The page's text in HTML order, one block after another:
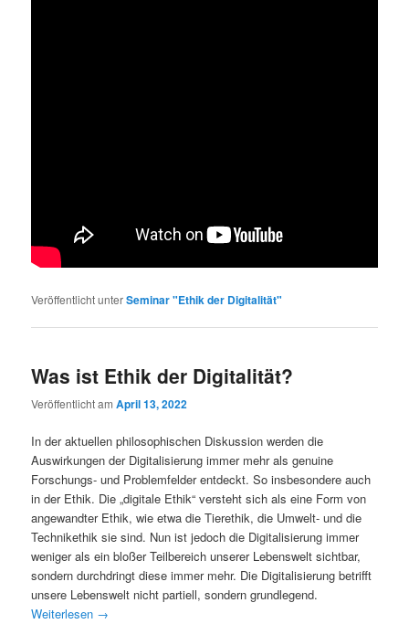
Veröffentlicht unterSeminar "Ethik der Digitalität"
Was ist Ethik der Digitalität?
Veröffentlicht amApril 13, 2022
In der aktuellen philosophischen Diskussion werden die
Auswirkungen der Digitalisierung immer mehr als genuine
Forschungs- und Problemfelder entdeckt. So insbesondere auch
in der Ethik. Die „digitale Ethik“ versteht sich als eine Form von
angewandter Ethik, wie etwa die Tierethik, die Umwelt- und die
Technikethik sie sind. Nun ist jedoch die Digitalisierung immer
weniger als ein bloßer Teilbereich unserer Lebenswelt sichtbar,
sondern durchdringt diese immer mehr. Die Digitalisierung betrifft
unsere Lebenswelt nicht partiell, sondern grundlegend.
Weiterlesen →